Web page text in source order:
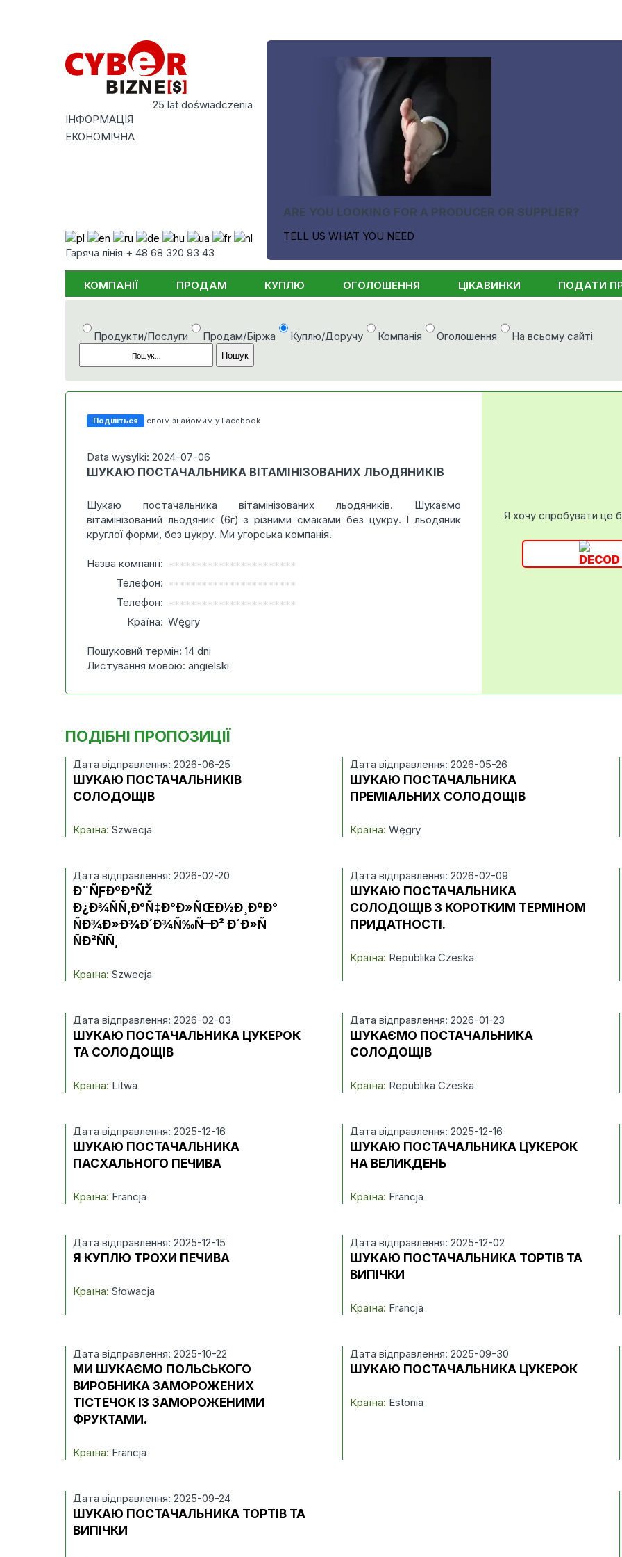
25 lat doświadczenia
ІНФОРМАЦІЯ
ЕКОНОМІЧНА
Гаряча лінія + 48 68 320 93 43
ARE YOU LOOKING FOR A PRODUCER OR SUPPLIER?
TELL US WHAT YOU NEED
КОМПАНІЇ ПРОДАМ КУПЛЮ ОГОЛОШЕННЯ ЦІКАВИНКИ ПОДАТИ
Продукти/Послуги Продам/Біржа Куплю/Доручу Компанія Оголошення На всьому сайті
Поділіться своїм знайомим у Facebook
Data wysylki: 2024-07-06
ШУКАЮ ПОСТАЧАЛЬНИКА ВІТАМІНІЗОВАНИХ ЛЬОДЯНИКІВ
Шукаю постачальника вітамінізованих льодяників. Шукаємо
вітамінізований льодяник (6г) з різними смаками без цукру. І льодяник
круглої форми, без цукру. Ми угорська компанія.
Назва компанії: ***********************
Телефон: ***********************
Телефон: ***********************
Країна: Węgry
Пошуковий термін: 14 dni
Листування мовою: angielski
Я хочу спробувати це
ПОДІБНІ ПРОПОЗИЦІЇ
Дата відправлення: 2026-06-25
ШУКАЮ ПОСТАЧАЛЬНИКІВ
СОЛОДОЩІВ
Країна: Szwecja
Дата відправлення: 2026-05-26
ШУКАЮ ПОСТАЧАЛЬНИКА
ПРЕМІАЛЬНИХ СОЛОДОЩІВ
Країна: Węgry
Дата відправлення: 2026-02-20
Ð¨ÑƑÐºÐ°ÑŽ
Ð¿Ð¾ÑÑ‚Ð°Ñ‡Ð°Ð»ÑŒÐ½Ð¸ÐºÐ°
ÑÐ¾Ð»Ð¾Ð´Ð¾Ñ‰Ñ–Ð² Ð´Ð»Ñ
ÑÐ²ÑÑ‚
Країна: Szwecja
Дата відправлення: 2026-02-09
ШУКАЮ ПОСТАЧАЛЬНИКА
СОЛОДОЩІВ З КОРОТКИМ ТЕРМІНОМ
ПРИДАТНОСТІ.
Країна: Republika Czeska
Дата відправлення: 2026-02-03
ШУКАЮ ПОСТАЧАЛЬНИКА ЦУКЕРОК
ТА СОЛОДОЩІВ
Країна: Litwa
Дата відправлення: 2026-01-23
ШУКАЄМО ПОСТАЧАЛЬНИКА
СОЛОДОЩІВ
Країна: Republika Czeska
Дата відправлення: 2025-12-16
ШУКАЮ ПОСТАЧАЛЬНИКА
ПАСХАЛЬНОГО ПЕЧИВА
Країна: Francja
Дата відправлення: 2025-12-16
ШУКАЮ ПОСТАЧАЛЬНИКА ЦУКЕРОК
НА ВЕЛИКДЕНЬ
Країна: Francja
Дата відправлення: 2025-12-15
Я КУПЛЮ ТРОХИ ПЕЧИВА
Країна: Słowacja
Дата відправлення: 2025-12-02
ШУКАЮ ПОСТАЧАЛЬНИКА ТОРТІВ ТА
ВИПІЧКИ
Країна: Francja
Дата відправлення: 2025-10-22
МИ ШУКАЄМО ПОЛЬСЬКОГО
ВИРОБНИКА ЗАМОРОЖЕНИХ
ТІСТЕЧОК ІЗ ЗАМОРОЖЕНИМИ
ФРУКТАМИ.
Країна: Francja
Дата відправлення: 2025-09-30
ШУКАЮ ПОСТАЧАЛЬНИКА ЦУКЕРОК
Країна: Estonia
Дата відправлення: 2025-09-24
ШУКАЮ ПОСТАЧАЛЬНИКА ТОРТІВ ТА
ВИПІЧКИ